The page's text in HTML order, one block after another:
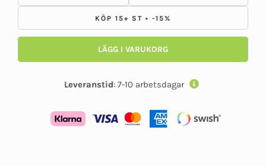
KÖP 15+ ST • -15%
LÄGG I VARUKORG
Leveranstid: 7-10 arbetsdagar